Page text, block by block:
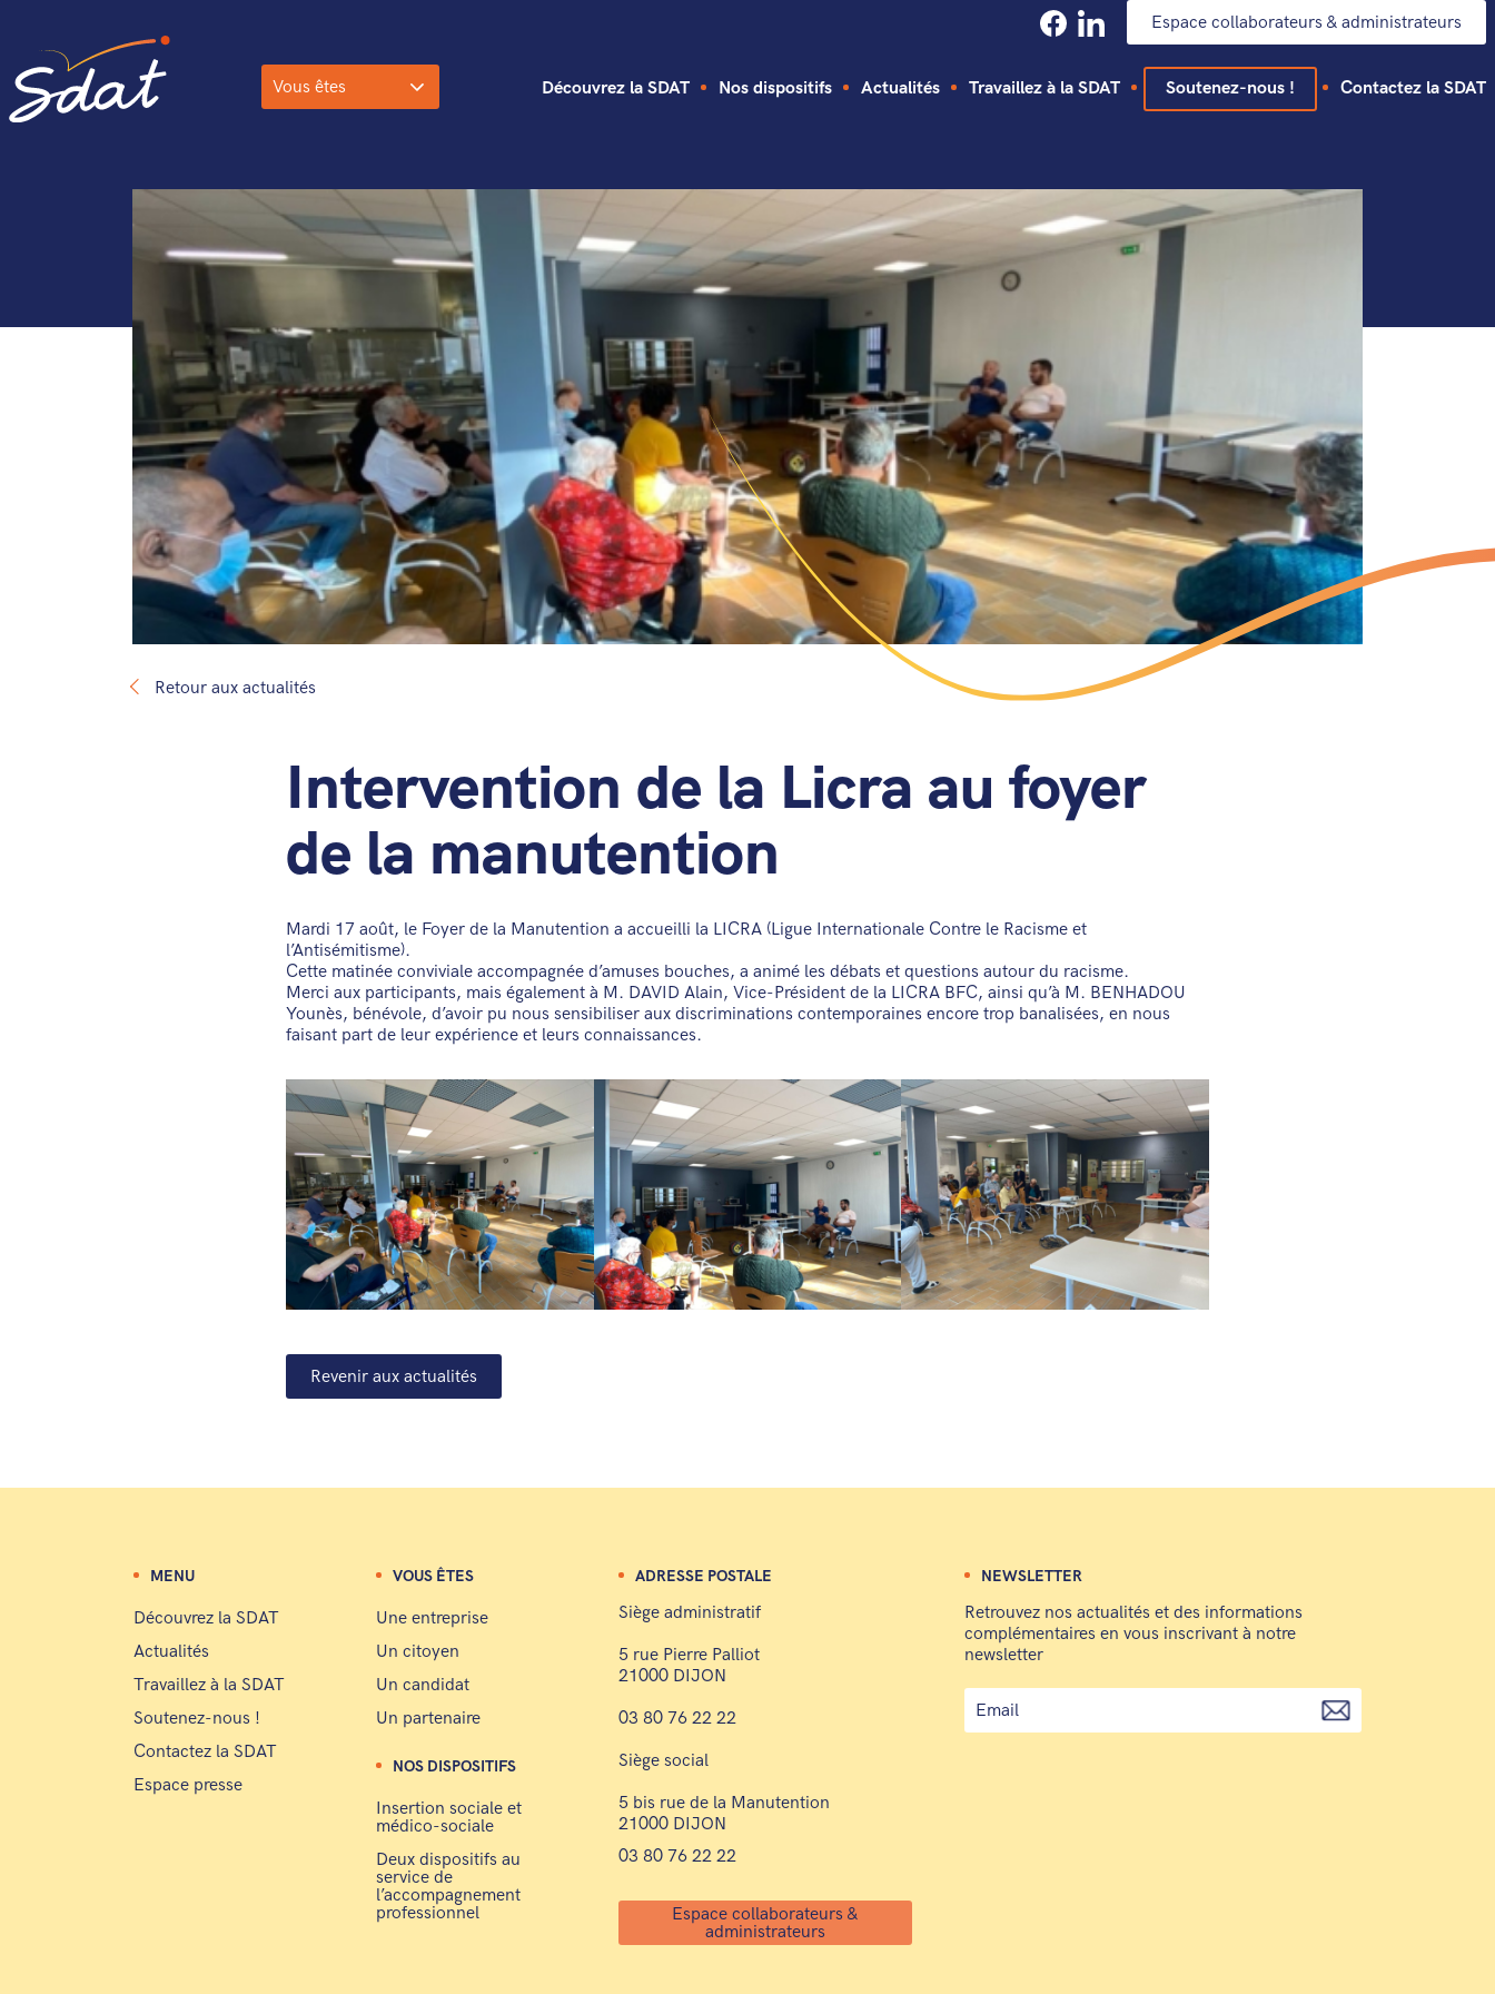
Vous êtes
Espace collaborateurs & administrateurs
Découvrez la SDAT Nos dispositifs Actualités Travaillez à la SDAT Soutenez-nous ! Contactez la SDAT
Retour aux actualités
Intervention de la Licra au foyer
de la manutention
Mardi 17 août, le Foyer de la Manutention a accueilli la LICRA (Ligue Internationale Contre le Racisme et
l’Antisémitisme).
Cette matinée conviviale accompagnée d’amuses bouches, a animé les débats et questions autour du racisme.
Merci aux participants, mais également à M. DAVID Alain, Vice-Président de la LICRA BFC, ainsi qu’à M. BENHADOU
Younès, bénévole, d’avoir pu nous sensibiliser aux discriminations contemporaines encore trop banalisées, en nous
faisant part de leur expérience et leurs connaissances.
Revenir aux actualités
MENU
Découvrez la SDAT
Actualités
Travaillez à la SDAT
Soutenez-nous !
Contactez la SDAT
Espace presse
VOUS ÊTES
Une entreprise
Un citoyen
Un candidat
Un partenaire
NOS DISPOSITIFS
Insertion sociale et
médico-sociale
Deux dispositifs au
service de
l’accompagnement
professionnel
ADRESSE POSTALE
Siège administratif
5 rue Pierre Palliot
21000 DIJON
03 80 76 22 22
Siège social
5 bis rue de la Manutention
21000 DIJON
03 80 76 22 22
Espace collaborateurs &
administrateurs
NEWSLETTER
Retrouvez nos actualités et des informations
complémentaires en vous inscrivant à notre
newsletter